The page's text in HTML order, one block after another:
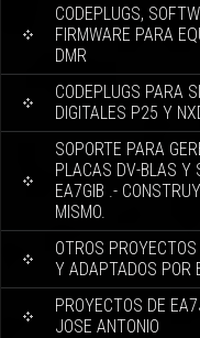
CODEPLUGS,
FIRMWARE PARA
DMR
CODEPLUGS PARA
DIGITALES P25 Y
SOPORTE PARA
PLACAS DV-BLAS Y
EA7GIB .-
MISMO.
OTROS
Y ADAPTADOS POR
PROYECTOS DE
JOSE ANTONIO